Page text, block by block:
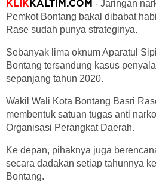
KLIK KALTIM.COM - Jaringan
Pemkot Bontang bakal dibabat
Rase sudah punya strateginya.
Sebanyak lima oknum Aparatul
Bontang tersandung kasus
sepanjang tahun 2020.
Wakil Wali Kota Bontang Basri
membentuk satuan tugas anti
Organisasi Perangkat Daerah.
Ke depan, pihaknya juga
secara dadakan setiap tahunnya
Bontang.